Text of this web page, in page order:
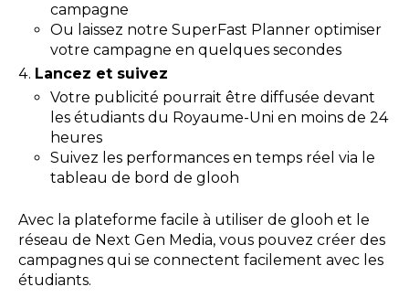
campagne
Ou laissez notre SuperFast Planner optimiser
votre campagne en quelques secondes
Lancez et suivez
Votre publicité pourrait être diffusée devant
les étudiants du Royaume-Uni en moins de 24
heures
Suivez les performances en temps réel via le
tableau de bord de glooh
Avec la plateforme facile à utiliser de glooh et le
réseau de Next Gen Media, vous pouvez créer des
campagnes qui se connectent facilement avec les
étudiants.